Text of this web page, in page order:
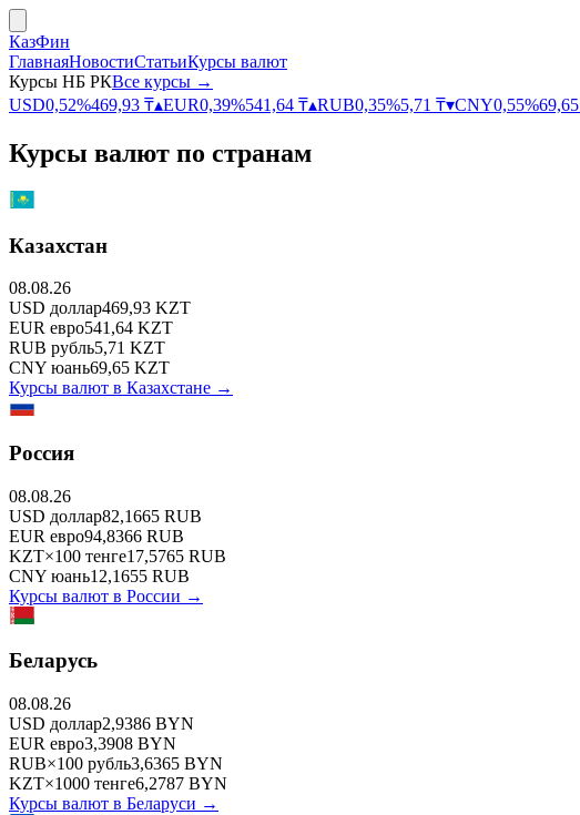
КазФин
ГлавнаяНовостиСтатьиКурсы валют
Курсы НБ РКВсе курсы →
USD0,52%469,93 ₸▴EUR0,39%541,64 ₸▴RUB0,35%5,71 ₸▾CNY0,55%69,65
Курсы валют по странам
Казахстан
08.08.26
USD доллар469,93 KZT
EUR евро541,64 KZT
RUB рубль5,71 KZT
CNY юань69,65 KZT
Курсы валют в Казахстане →
Россия
08.08.26
USD доллар82,1665 RUB
EUR евро94,8366 RUB
KZT×100 тенге17,5765 RUB
CNY юань12,1655 RUB
Курсы валют в России →
Беларусь
08.08.26
USD доллар2,9386 BYN
EUR евро3,3908 BYN
RUB×100 рубль3,6365 BYN
KZT×1000 тенге6,2787 BYN
Курсы валют в Беларуси →